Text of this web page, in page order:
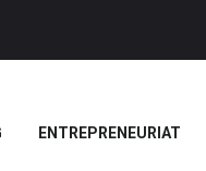
ENTREPRENEURIAT
Forces LMS